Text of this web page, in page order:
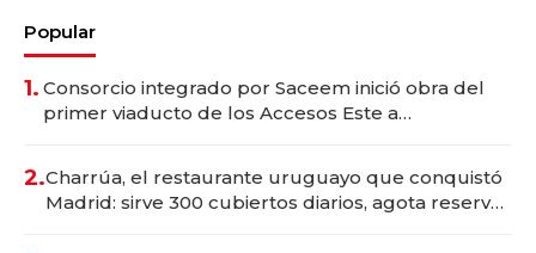
Popular
1. Consorcio integrado por Saceem inició obra del
primer viaducto de los Accesos Este a
2.Charrúa, el restaurante uruguayo que conquistó
Madrid: sirve 300 cubiertos diarios, agota reservas